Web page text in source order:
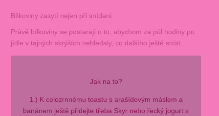
Bílkoviny zasytí nejen při snídani
Právě bílkoviny se postarají o to, abychom za půl hodiny po
jídle v tajných skrýších nehledaly, co dalšího ještě sníst.
Jak na to?
1.) K celozrnnému toastu s arašídovým máslem a
banánem ještě přidejte třeba Skyr nebo řecký jogurt s